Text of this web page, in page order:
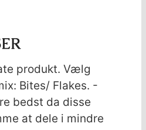
produkt. Vælg
Bites/ Flakes. -
bedst da disse
at dele i mindre